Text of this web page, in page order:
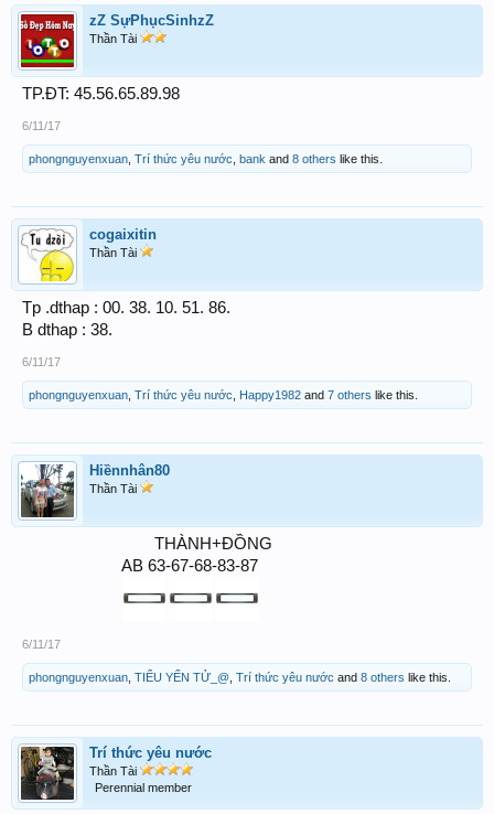
zZ SựPhụcSinhzZ
Thần Tài
TP.ĐT: 45.56.65.89.98
6/11/17
phongnguyenxuan Trí thức yêu nước bank and 8 others like this.
cogaixitin
Thần Tài
Tp .dthap : 00. 38. 10. 51. 86.
B dthap : 38.
6/11/17
phongnguyenxuan Trí thức yêu nước Happy1982 and 7 others like this.
Hiềnnhân80
Thần Tài
THÀNH+ĐỒNG​
AB 63-67-68-83-87
6/11/17
phongnguyenxuan TIỂU YẾN TỬ_@ Trí thức yêu nước and 8 others like this.
Trí thức yêu nước
Thần Tài
Perennial member